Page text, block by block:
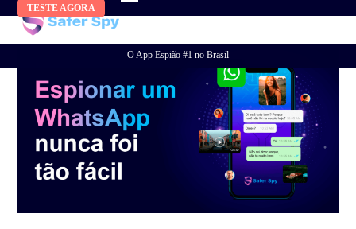
content
TESTE AGORA
O App Espião #1 no Brasil